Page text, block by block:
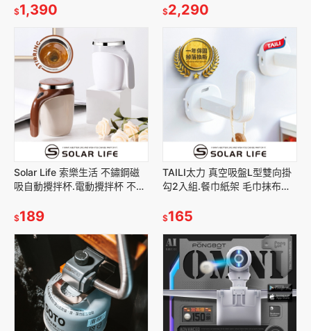
$1,390
椅
$2,290
Solar Life 索樂生活 不鏽鋼磁
吸自動攪拌杯.電動攪拌杯 不鏽
磁力旋轉杯
$189
TAILI太力 真空吸盤L型雙向掛
勾2入組.餐巾紙架 毛巾抹布架
納架
$165